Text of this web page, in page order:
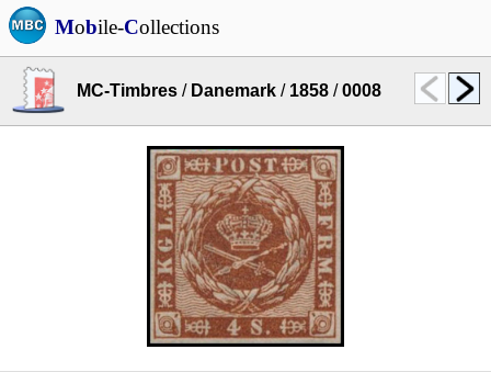
Mobile-Collections
MC-Timbres / Danemark / 1858 /0008